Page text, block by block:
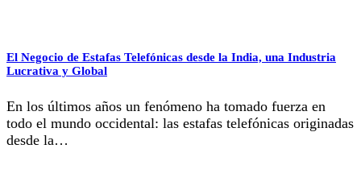
El Negocio de Estafas Telefónicas desde la India, una Industria
Lucrativa y Global
En los últimos años un fenómeno ha tomado fuerza en
todo el mundo occidental: las estafas telefónicas originadas
desde la…